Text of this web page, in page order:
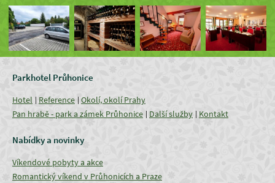
Parkhotel Průhonice
Hotel Reference Okolí, okolí Prahy
Pan hrabě - park a zámek Průhonice
Další služby Kontakt
Nabídky a novinky
Víkendové pobyty a akce
Romantický víkend v Průhonicích a Praze